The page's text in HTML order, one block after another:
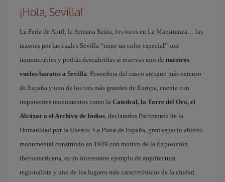
¡Hola, Sevilla!
La Feria de Abril, la Semana Santa, los toros en La Maestranza… las
razones por las cuales Sevilla “tiene un color especial” son
innumerables y podrás descubrirlas si reservas uno de nuestros
vuelos baratos a Sevilla. Poseedora del casco antiguo más extenso
de España y uno de los tres más grandes de Europa, cuenta con
imponentes monumentos como la Catedral, la Torre del Oro, el
Alcázar o el Archivo de Indias, declarados Patrimonio de la
Humanidad por la Unesco. La Plaza de España, gran espacio abierto
monumental construido en 1929 con motivo de la Exposición
iberoamericana, es un interesante ejemplo de arquitectura
regionalista y uno de los lugares más característicos de la ciudad.